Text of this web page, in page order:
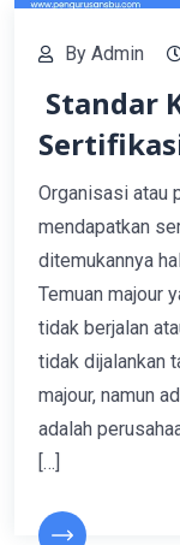
By Admin
Standar
Organisasi atau
mendapatkan
ditemukannya
Temuan majour
tidak berjalan
tidak dijalankan
majour, namun
adalah
[…]